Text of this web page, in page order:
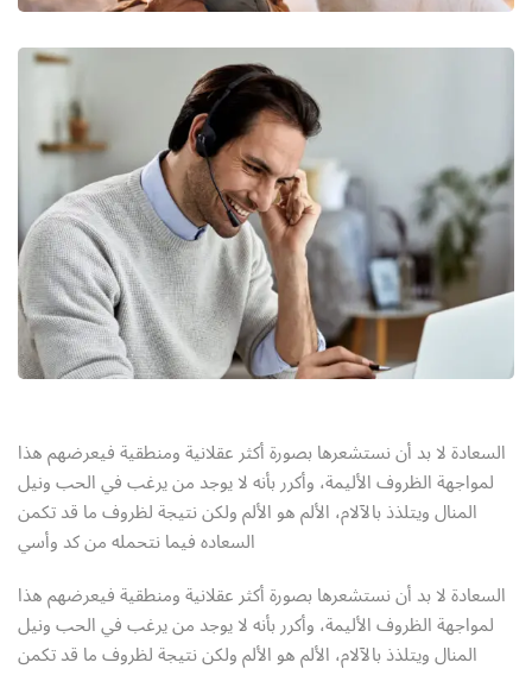
السعادة لا بد أن نستشعرها بصورة أكثر عقلانية ومنطقية فيعرضهم هذا
لمواجهة الظروف الأليمة، وأكرر بأنه لا يوجد من يرغب في الحب ونيل
المنال ويتلذذ بالآلام، الألم هو الألم ولكن نتيجة لظروف ما قد تكمن
السعاده فيما نتحمله من كد وأسي
السعادة لا بد أن نستشعرها بصورة أكثر عقلانية ومنطقية فيعرضهم هذا
لمواجهة الظروف الأليمة، وأكرر بأنه لا يوجد من يرغب في الحب ونيل
المنال ويتلذذ بالآلام، الألم هو الألم ولكن نتيجة لظروف ما قد تكمن